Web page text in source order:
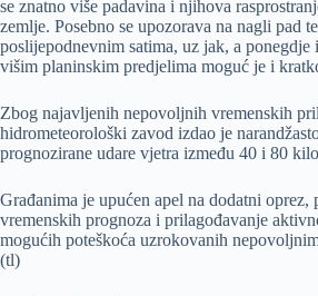
se znatno više padavina i njihova
zemlje. Posebno se upozorava na nagli pad
poslijepodnevnim satima, uz jak, a
višim planinskim predjelima moguć je i
Zbog najavljenih nepovoljnih vremenskih
hidrometeorološki zavod izdao je
prognozirane udare vjetra između 40 i 80
Građanima je upućen apel na dodatni oprez,
vremenskih prognoza i prilagođavanje
mogućih poteškoća uzrokovanih
(tl)